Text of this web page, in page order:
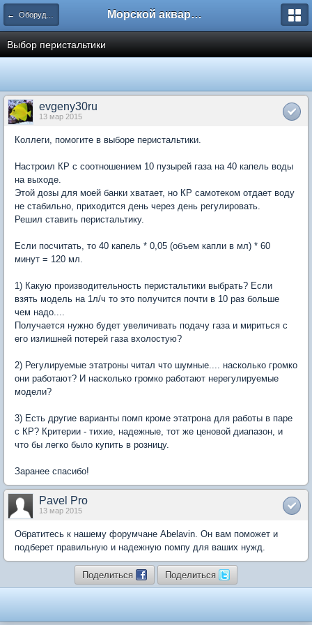
← Оборудование, технические вопросы Морской аквариум. Форумы ReefCentral.ru
Выбор перистальтики
evgeny30ru
13 мар 2015
Коллеги, помогите в выборе перистальтики.
Настроил КР с соотношением 10 пузырей газа на 40 капель воды
на выходе.
Этой дозы для моей банки хватает, но КР самотеком отдает воду
не стабильно, приходится день через день регулировать.
Решил ставить перистальтику.
Если посчитать, то 40 капель * 0,05 (объем капли в мл) * 60
минут = 120 мл.
1) Какую производительность перистальтики выбрать? Если
взять модель на 1л/ч то это получится почти в 10 раз больше
чем надо....
Получается нужно будет увеличивать подачу газа и мириться с
его излишней потерей газа вхолостую?
2) Регулируемые этатроны читал что шумные.... насколько громко
они работают? И насколько громко работают нерегулируемые
модели?
3) Есть другие варианты помп кроме этатрона для работы в паре
с КР? Критерии - тихие, надежные, тот же ценовой диапазон, и
что бы легко было купить в розницу.
Заранее спасибо!
Pavel Pro
13 мар 2015
Обратитесь к нашему форумчане Abelavin. Он вам поможет и
подберет правильную и надежную помпу для ваших нужд.
Поделиться Поделиться